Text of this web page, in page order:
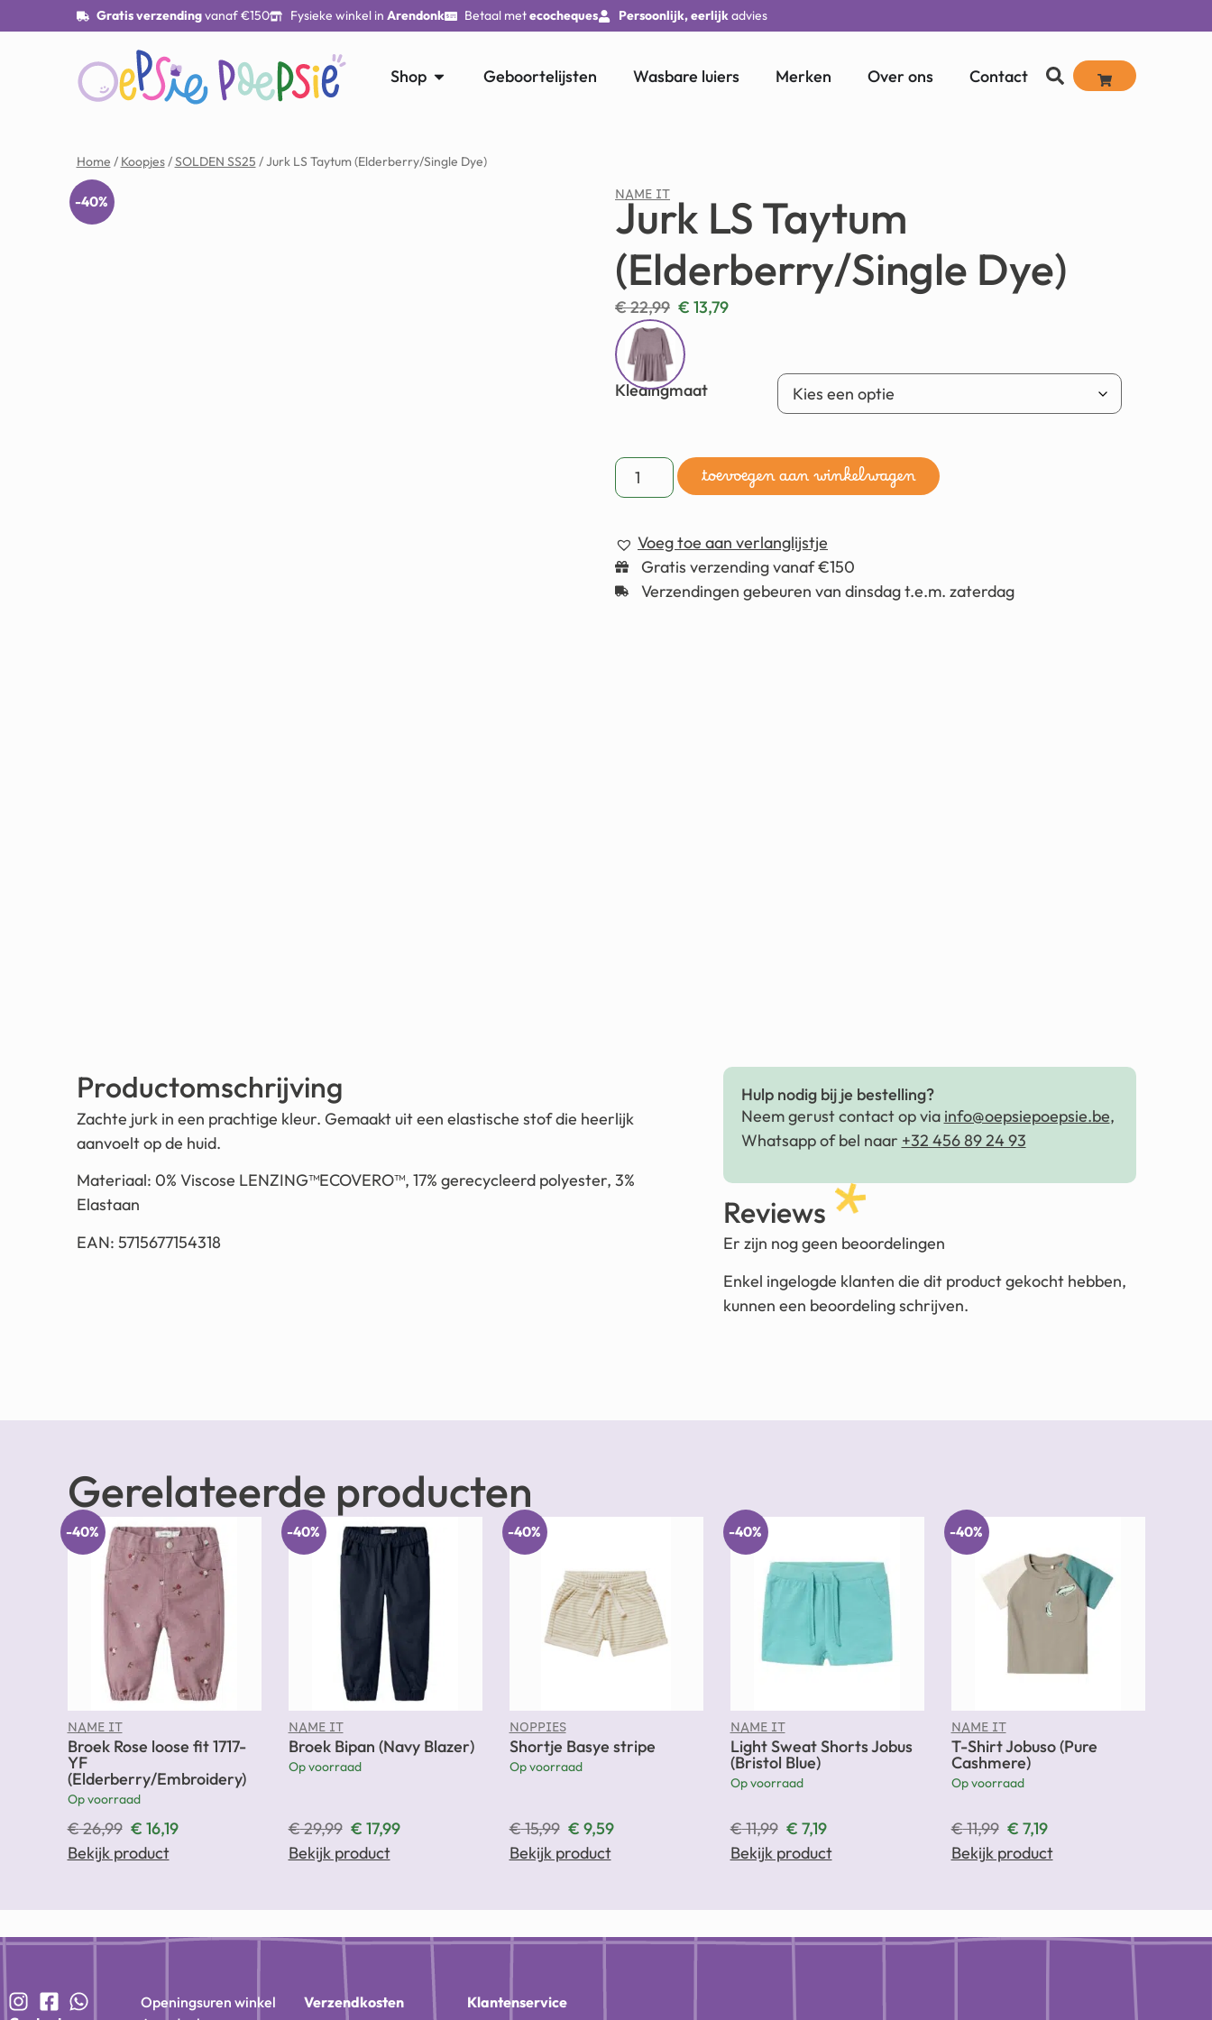
Gratis verzendingvanaf €150 Fysieke winkel in Arendonk Betaal metecocheques Persoonlijk, eerlijkadvies
Shop Geboortelijsten Wasbare luiers Merken Over ons Contact
Home / Koopjes/SOLDEN SS25 / Jurk LS Taytum (Elderberry/Single Dye)
-40% NAME IT
Jurk LS Taytum
(Elderberry/Single Dye)
€22,99 € 13,79
Kledingmaat
toevoegen aan winkelwagen
Voeg toe aan verlanglijstje
Gratis verzending vanaf €150
Verzendingen gebeuren van dinsdag t.e.m. zaterdag
Productomschrijving
Zachte jurk in een prachtige kleur. Gemaakt uit een elastische stof die heerlijk
aanvoelt op de huid.
Materiaal: 0% Viscose LENZING™ECOVERO™, 17% gerecycleerd polyester, 3%
Elastaan
EAN: 5715677154318
Hulp nodig bij je bestelling?
Neem gerust contact op via info@oepsiepoepsie.be,
Whatsapp of bel naar +32 456 89 24 93
Reviews
Er zijn nog geen beoordelingen
Enkel ingelogde klanten die dit product gekocht hebben,
kunnen een beoordeling schrijven.
Gerelateerde producten
-40%
NAME IT
Broek Rose loose fit 1717-
YF
(Elderberry/Embroidery)
Op voorraad
€26,99 € 16,19
Bekijk product
-40%
NAME IT
Broek Bipan (Navy Blazer)
Op voorraad
€29,99 € 17,99
Bekijk product
-40%
NOPPIES
Shortje Basye stripe
Op voorraad
€15,99 € 9,59
Bekijk product
-40%
NAME IT
Light Sweat Shorts Jobus
(Bristol Blue)
Op voorraad
€11,99 € 7,19
Bekijk product
-40%
NAME IT
T-Shirt Jobuso (Pure
Cashmere)
Op voorraad
€11,99 € 7,19
Bekijk product
Openingsuren winkel
Verzendkosten Klantenservice